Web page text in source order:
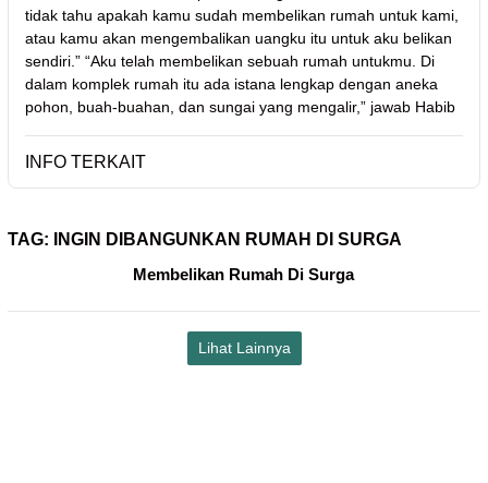
tidak tahu apakah kamu sudah membelikan rumah untuk kami,
atau kamu akan mengembalikan uangku itu untuk aku belikan
sendiri.” “Aku telah membelikan sebuah rumah untukmu. Di
dalam komplek rumah itu ada istana lengkap dengan aneka
pohon, buah-buahan, dan sungai yang mengalir,” jawab Habib
INFO TERKAIT
TAG:
INGIN DIBANGUNKAN RUMAH DI SURGA
Membelikan Rumah Di Surga
Lihat Lainnya